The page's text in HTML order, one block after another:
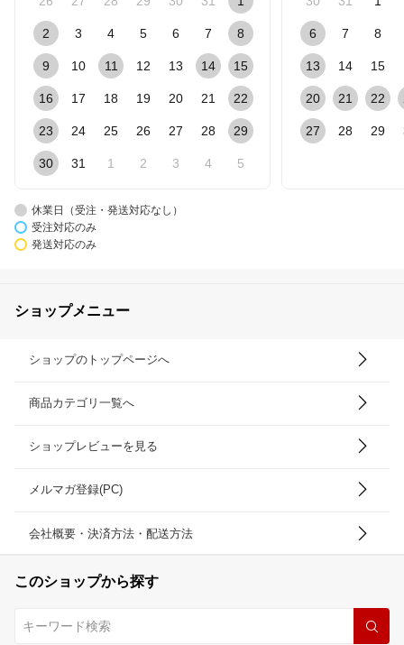
2 3 4 5 6 7 8
9 10 11 12 13 14 15
16 17 18 19 20 21 22
23 24 25 26 27 28 29
30 31 1 2 3 4 5
6 7 8
13 14 15
20 21 22
27 28 29
休業日（受注・発送対応なし）
受注対応のみ
発送対応のみ
ショップメニュー
ショップのトップページへ
商品カテゴリ一覧へ
ショップレビューを見る
メルマガ登録(PC)
会社概要・決済方法・配送方法
このショップから探す